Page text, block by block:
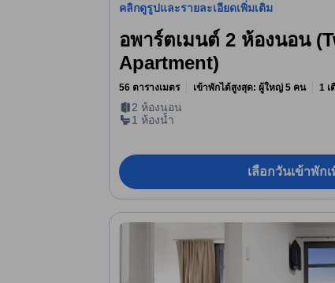
คลิกดูรูปและรายละเอียดเพิ่มเติม
อพาร์ตเมนต์ 2 ห้องนอน
Apartment)
56 ตารางเมตร เข้าพักได้สูงสุด: ผู้ใหญ่ 5 คน 1 เ
2 ห้องนอน
1 ห้องน้ำ
เลือกวันเข้าพัก